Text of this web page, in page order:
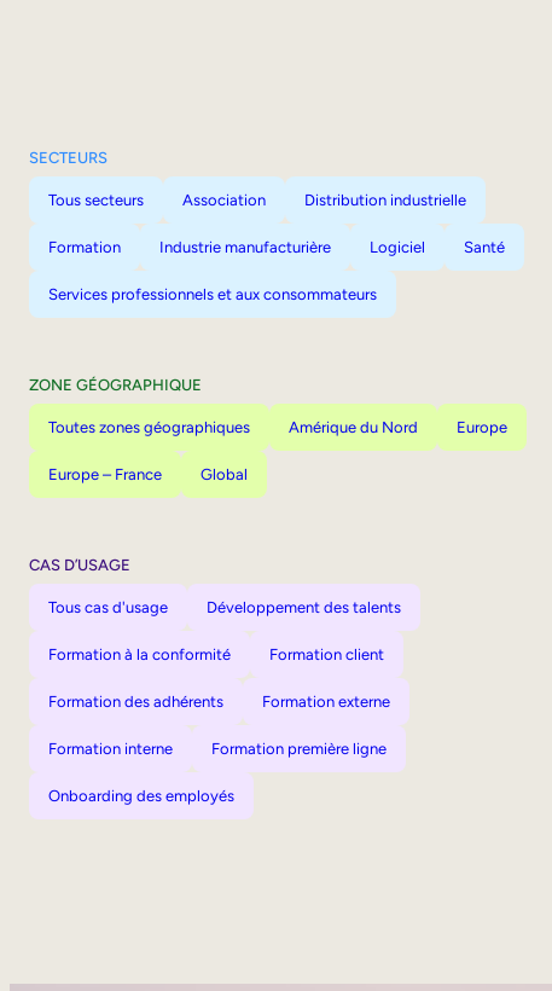
SECTEURS
Tous secteurs Association Distribution industrielle
Formation Industrie manufacturière Logiciel Santé
Services professionnels et aux consommateurs
ZONE GÉOGRAPHIQUE
Toutes zones géographiques Amérique du Nord Europe
Europe – France Global
CAS D’USAGE
Tous cas d'usage Développement des talents
Formation à la conformité Formation client
Formation des adhérents Formation externe
Formation interne Formation première ligne
Onboarding des employés